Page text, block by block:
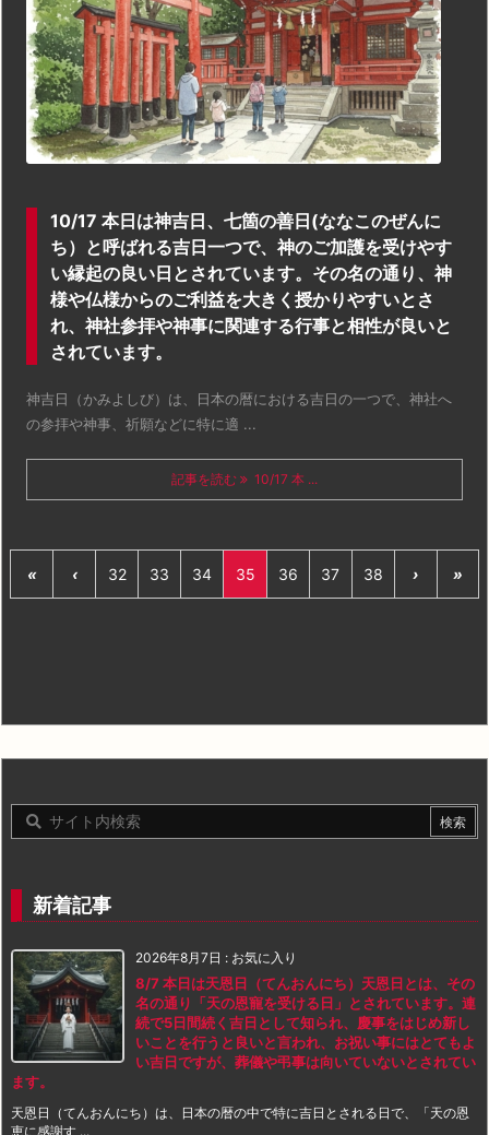
10/17 本日は神吉日、七箇の善日(ななこのぜんに
ち）と呼ばれる吉日一つで、神のご加護を受けやす
い縁起の良い日とされています。その名の通り、神
様や仏様からのご利益を大きく授かりやすいとさ
れ、神社参拝や神事に関連する行事と相性が良いと
されています。
神吉日（かみよしび）は、日本の暦における吉日の一つで、神社へ
の参拝や神事、祈願などに特に適 ...
記事を読む 10/17 本 ...
« ‹ 32 33 34 35 36 37 38 › »
新着記事
2026年8月7日 : お気に入り
8/7 本日は天恩日（てんおんにち）天恩日とは、その
名の通り「天の恩寵を受ける日」とされています。連
続で5日間続く吉日として知られ、慶事をはじめ新し
いことを行うと良いと言われ、お祝い事にはとてもよ
い吉日ですが、葬儀や弔事は向いていないとされてい
ます。
天恩日（てんおんにち）は、日本の暦の中で特に吉日とされる日で、「天の恩
恵に感謝す ...